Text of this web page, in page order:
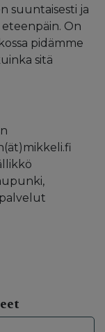
suuntaisesti ja
On
pidämme
sitä